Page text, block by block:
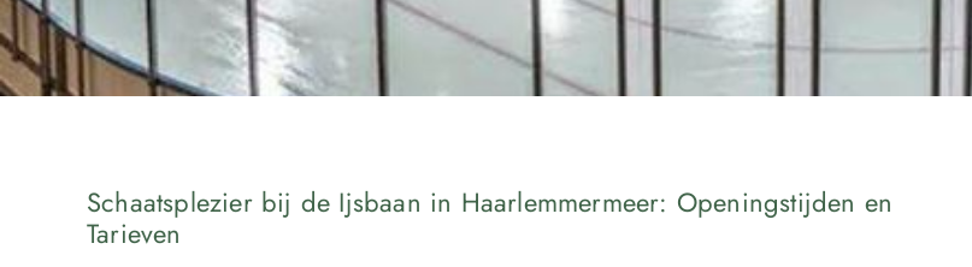
Schaatsplezier bij de Ijsbaan in Haarlemmermeer: Openingstijden en
Tarieven